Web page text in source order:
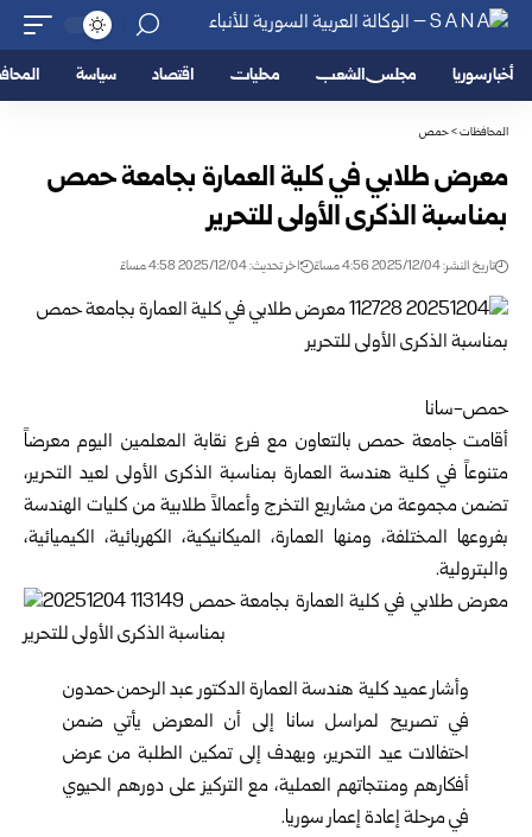
أخبار سوريا مجلس الشعب محليات اقتصاد سياسة
المحافظات>حمص
معرض طلابي في كلية العمارة بجامعة حمص
بمناسبة الذكرى الأولى للتحرير
تاريخ النشر: 2025/12/04 4:56 مساءً اخر تحديث: 2025/12/04 4:58 مساءً
حمص-سانا
أقامت جامعةحمصبالتعاون مع فرع نقابة المعلمين اليوم معرضاً
متنوعاً في كلية هندسة العمارة بمناسبة الذكرى الأولى لعيد التحرير،
تضمن مجموعة من مشاريع التخرج وأعمالاً طلابية من كليات الهندسة
بفروعها المختلفة، ومنها العمارة، الميكانيكية، الكهربائية، الكيميائية،
والبترولية.
وأشار عميد كلية هندسة العمارة الدكتور عبد الرحمن حمدون
في تصريح لمراسل سانا إلى أن المعرض يأتي ضمن
احتفالات عيد التحرير، ويهدف إلى تمكين الطلبة من عرض
أفكارهم ومنتجاتهم العملية، مع التركيز على دورهم الحيوي
في مرحلة إعادة إعمار سوريا.